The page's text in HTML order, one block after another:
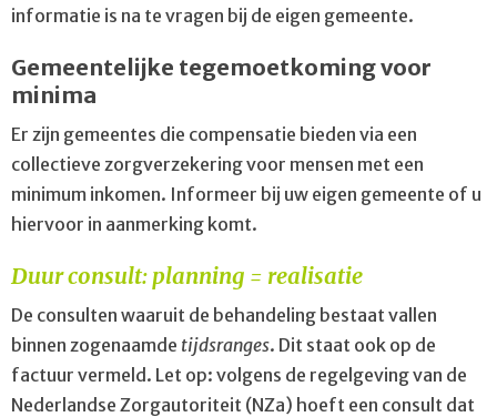
informatie is na te vragen bij de eigen gemeente.
Gemeentelijke tegemoetkoming voor
minima
Er zijn gemeentes die compensatie bieden via een
collectieve zorgverzekering voor mensen met een
minimum inkomen. Informeer bij uw eigen gemeente of u
hiervoor in aanmerking komt.
Duur consult: planning = realisatie
De consulten waaruit de behandeling bestaat vallen
binnen zogenaamde tijdsranges. Dit staat ook op de
factuur vermeld. Let op: volgens de regelgeving van de
Nederlandse Zorgautoriteit (NZa) hoeft een consult dat